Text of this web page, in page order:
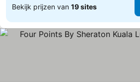
Bekijk prijzen van 19 sites